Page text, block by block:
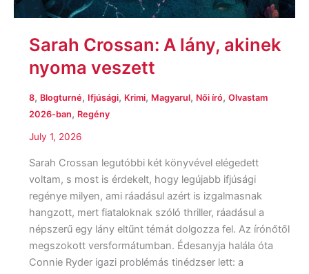
Sarah Crossan: A lány, akinek
nyoma veszett
8, Blogturné, Ifjúsági, Krimi, Magyarul, Női író, Olvastam
2026-ban, Regény
July 1, 2026
Sarah Crossan legutóbbi két könyvével elégedett
voltam, s most is érdekelt, hogy legújabb ifjúsági
regénye milyen, ami ráadásul azért is izgalmasnak
hangzott, mert fiataloknak szóló thriller, ráadásul a
népszerű egy lány eltűnt témát dolgozza fel. Az írónőtől
megszokott versformátumban. Édesanyja halála óta
Connie Ryder igazi problémás tinédzser lett: a